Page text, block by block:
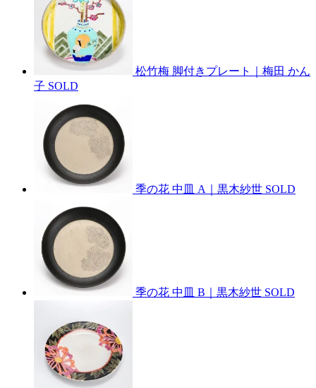
松竹梅 脚付きプレート｜梅田 かん
子 SOLD
季の花 中皿 A｜黒木紗世 SOLD
季の花 中皿 B｜黒木紗世 SOLD